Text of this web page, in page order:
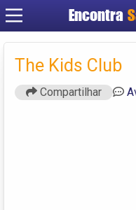
Encontra
The Kids Club
Compartilhar